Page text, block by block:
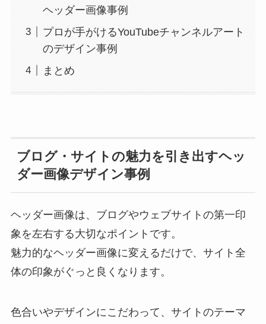
ヘッダー画像事例
プロが手がけるYouTubeチャンネルアート
のデザイン事例
まとめ
ブログ・サイトの魅力を引き出すヘッ
ダー画像デザイン事例
ヘッダー画像は、ブログやウェブサイトの第一印
象を左右する大切なポイントです。
魅力的なヘッダー画像に変えるだけで、サイト全
体の印象がぐっと良くなります。
色合いやデザインにこだわって、サイトのテーマ